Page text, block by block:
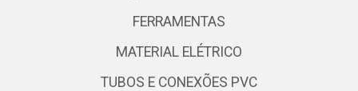
FERRAMENTAS
MATERIAL ELÉTRICO
TUBOS E CONEXÕES PVC